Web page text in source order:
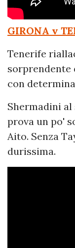
GIRONA v
Tenerife
sorprendente
con
Shermadini al
prova un po'
Aito. Senza
durissima.